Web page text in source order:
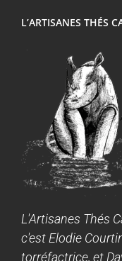
L’ARTISANES THÉS
L'Artisanes Thés
c'est Elodie
torréfactrice, et